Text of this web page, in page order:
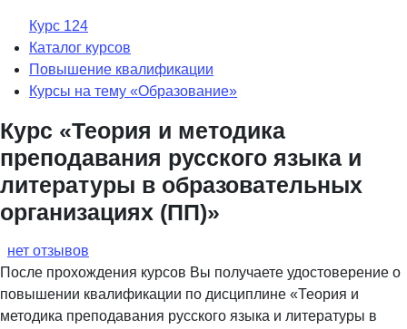
Курс 124
Каталог курсов
Повышение квалификации
Курсы на тему «Образование»
Курс «Теория и методика
преподавания русского языка и
литературы в образовательных
организациях (ПП)»
нет отзывов
После прохождения курсов Вы получаете удостоверение о
повышении квалификации по дисциплине «Теория и
методика преподавания русского языка и литературы в